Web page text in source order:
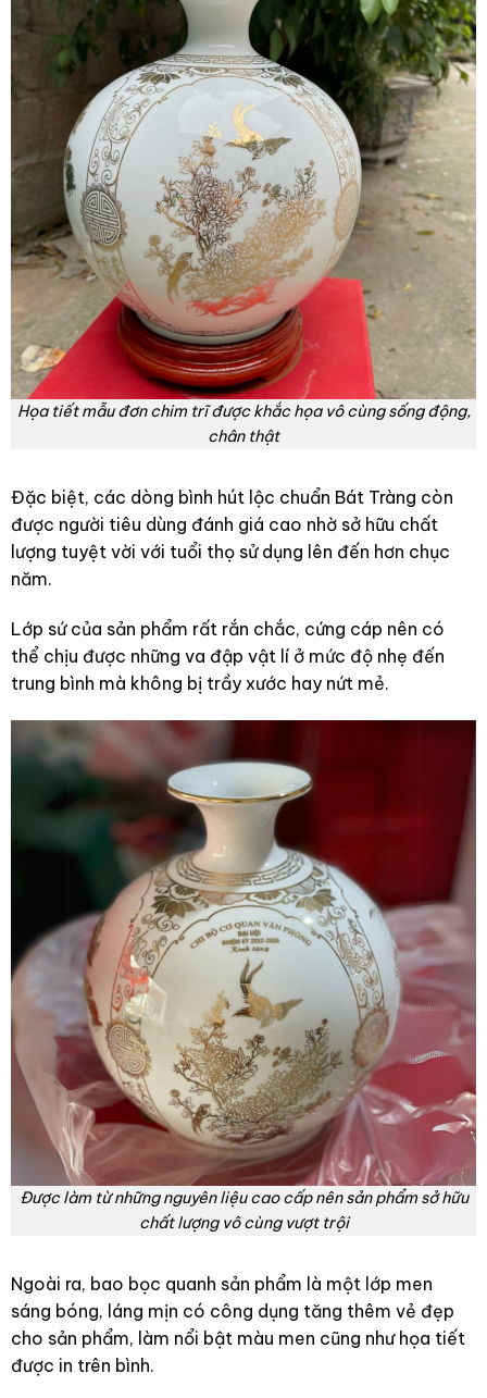
Họa tiết mẫu đơn chim trĩ được khắc họa vô cùng sống động,
chân thật
Đặc biệt, các dòng bình hút lộc chuẩn Bát Tràng còn
được người tiêu dùng đánh giá cao nhờ sở hữu chất
lượng tuyệt vời với tuổi thọ sử dụng lên đến hơn chục
năm.
Lớp sứ của sản phẩm rất rắn chắc, cứng cáp nên có
thể chịu được những va đập vật lí ở mức độ nhẹ đến
trung bình mà không bị trầy xước hay nứt mẻ.
Được làm từ những nguyên liệu cao cấp nên sản phẩm sở hữu
chất lượng vô cùng vượt trội
Ngoài ra, bao bọc quanh sản phẩm là một lớp men
sáng bóng, láng mịn có công dụng tăng thêm vẻ đẹp
cho sản phẩm, làm nổi bật màu men cũng như họa tiết
được in trên bình.